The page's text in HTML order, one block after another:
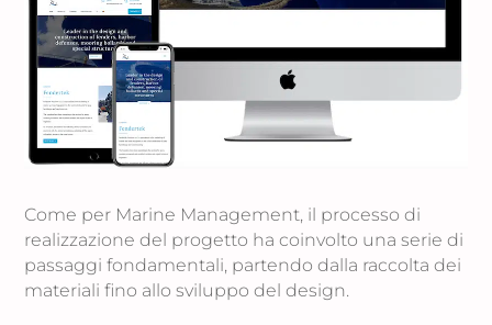
Come per Marine Management, il processo di
realizzazione del progetto ha coinvolto una serie di
passaggi fondamentali, partendo dalla raccolta dei
materiali fino allo sviluppo del design.